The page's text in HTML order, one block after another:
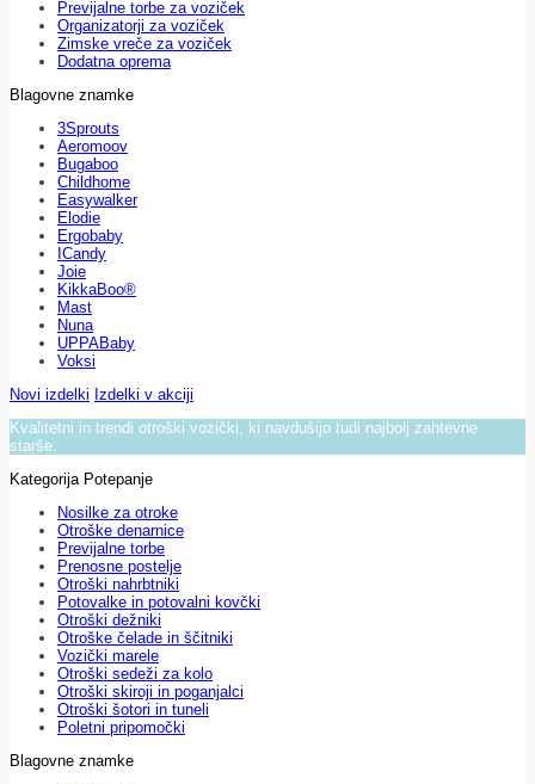
Previjalne torbe za voziček
Organizatorji za voziček
Zimske vreče za voziček
Dodatna oprema
Blagovne znamke
3Sprouts
Aeromoov
Bugaboo
Childhome
Easywalker
Elodie
Ergobaby
ICandy
Joie
KikkaBoo®
Mast
Nuna
UPPABaby
Voksi
Novi izdelki Izdelki v akciji
Kvalitetni in trendi otroški vozički, ki navdušijo tudi najbolj zahtevne
starše.
Kategorija Potepanje
Nosilke za otroke
Otroške denarnice
Previjalne torbe
Prenosne postelje
Otroški nahrbtniki
Potovalke in potovalni kovčki
Otroški dežniki
Otroške čelade in ščitniki
Vozički marele
Otroški sedeži za kolo
Otroški skiroji in poganjalci
Otroški šotori in tuneli
Poletni pripomočki
Blagovne znamke